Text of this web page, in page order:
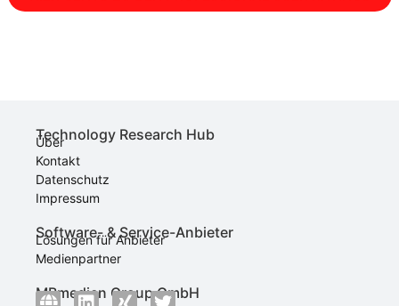
Technology Research Hub
Über
Kontakt
Datenschutz
Impressum
Software- & Service-Anbieter
Lösungen für Anbieter
Medienpartner
MBmedien Group GmbH